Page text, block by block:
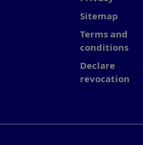
Sitemap
Terms and
conditions
Declare
revocation